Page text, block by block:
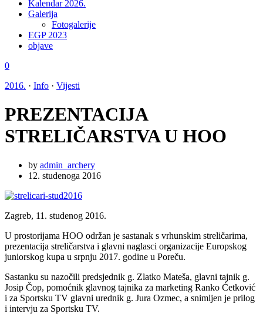
Kalendar 2026.
Galerija
Fotogalerije
EGP 2023
objave
0
2016. · Info · Vijesti
PREZENTACIJA
STRELIČARSTVA U HOO
by admin_archery
12. studenoga 2016
Zagreb, 11. studenog 2016.
U prostorijama HOO održan je sastanak s vrhunskim streličarima,
prezentacija streličarstva i glavni naglasci organizacije Europskog
juniorskog kupa u srpnju 2017. godine u Poreču.
Sastanku su nazočili predsjednik g. Zlatko Mateša, glavni tajnik g.
Josip Čop, pomoćnik glavnog tajnika za marketing Ranko Ćetković
i za Sportsku TV glavni urednik g. Jura Ozmec, a snimljen je prilog
i intervju za Sportsku TV.